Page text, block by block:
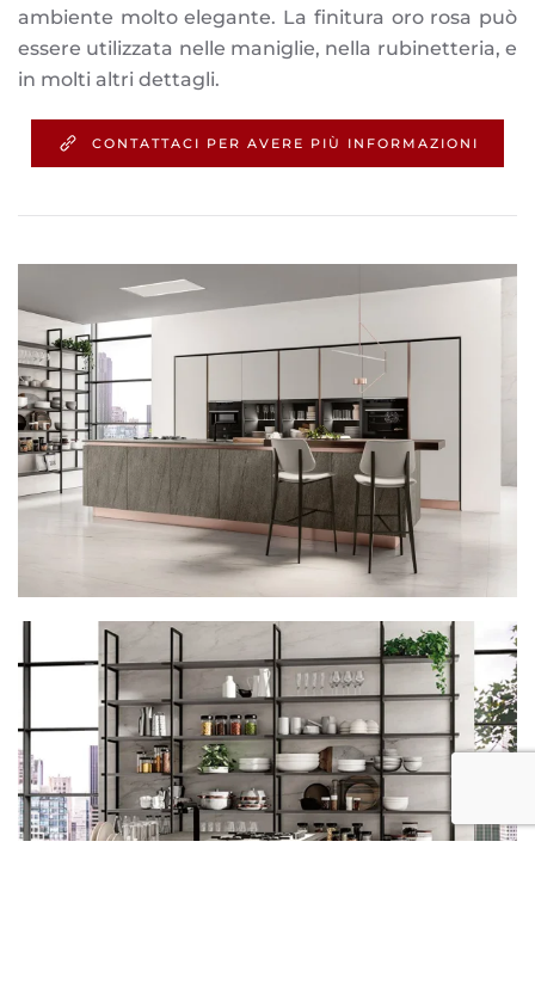
ambiente molto elegante. La finitura oro rosa può
essere utilizzata nelle maniglie, nella rubinetteria, e
in molti altri dettagli.
CONTATTACI PER AVERE PIÙ INFORMAZIONI